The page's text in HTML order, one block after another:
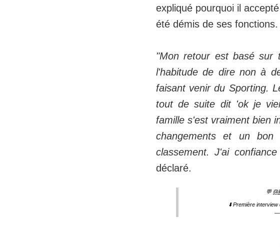
expliqué pourquoi il
été démis de ses fonctions.
"Mon retour est basé sur
l'habitude de dire non à
faisant venir du Sporting.
tout de suite dit 'ok je
famille s'est vraiment bien
changements et un
classement. J'ai
déclaré.
💬
⬇️ Première
—